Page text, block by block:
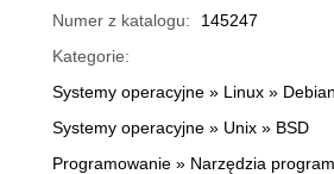
Numer z katalogu:
145247
Kategorie:
Systemy operacyjne » Linux » Debian
Systemy operacyjne » Unix » BSD
Programowanie » Narzędzia